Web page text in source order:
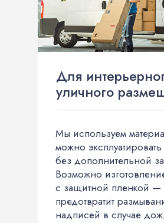
Для
уличного
Мы используем
можно
без дополнительной
Возможно
с защитной пленкой —
предотвратит
надписей в случае